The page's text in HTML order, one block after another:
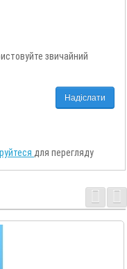
звичайний
Надіслати
для перегляду